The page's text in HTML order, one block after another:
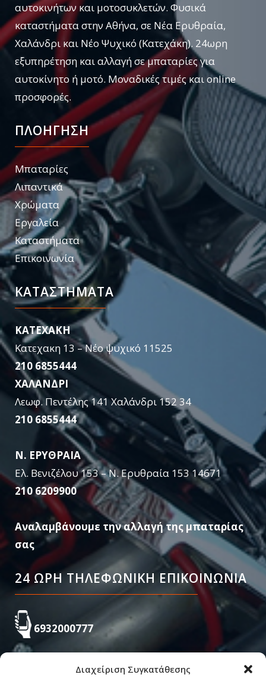
Διαχείριση Συγκατάθεσης
αυτοκινήτων και μοτοσυκλετών. Φυσικά
καταστήματα στην Αθήνα, σε Νέα Ερυθραία,
Χαλάνδρι και Νέο Ψυχικό (Κατεχάκη). 24ωρη
εξυπηρέτηση και αλλαγή σε μπαταρίες για
αυτοκίνητο ή μοτό. Μοναδικές τιμές και online
προσφορές.
ΠΛΟΗΓΗΣΗ
Μπαταρίες
Λιπαντικά
Χρώματα
Εργαλεία
Καταστήματα
Επικοινωνία
ΚΑΤΑΣΤΉΜΑΤΑ
KATEXAKH
Κατεχακη 13 – Νέο ψυχικό 11525
210 6855444
ΧΑΛΑΝΔΡΙ
Λεωφ. Πεντέλης 141 Χαλάνδρι 152 34
210 6855444
Ν. ΕΡΥΘΡΑΙΑ
Ελ. Βενιζέλου 153 – Ν. Ερυθραία 153 14671
210 6209900
Αναλαμβάνουμε την αλλαγή της μπαταρίας
σας
24 ΩΡΗ ΤΗΛΕΦΩΝΙΚΗ ΕΠΙΚΟΙΝΩΝΙΑ
6932000777
210 685 5444